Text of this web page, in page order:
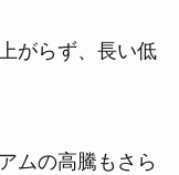
がらず、長い低
ムの高騰もさら